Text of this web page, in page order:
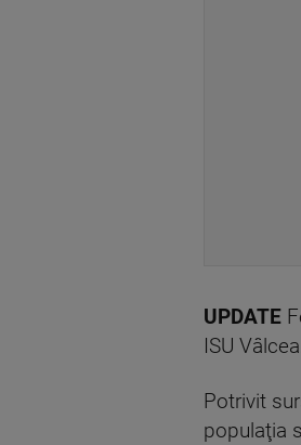
UPDATE
ISU
Potrivit
populaţia